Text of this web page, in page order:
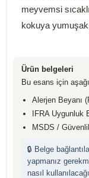
meyvemsi
kokuya
Ürün belgeleri
Bu esans için
Alerjen Beyanı
IFRA Uygunluk
MSDS /
🔒 Belge
yapmanız
nasıl